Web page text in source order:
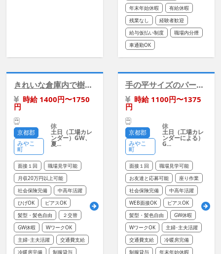
年末年始休暇
有給休暇
残業なし
経験者歓迎
給与仮払い制度
職場内分煙
車通勤OK
きれいな倉庫内で樹脂部品の組付け／二交替
時給 1400円〜1750
円
京都郡
みやこ
町
土日（工場カレ
ンダー）GW、
夏...
面接１回
職場見学可能
月収20万円以上可能
社会保険完備
中高年活躍
ひげOK
ピアスOK
髪型・髪色自由
２交替
GW休暇
WワークOK
主婦･主夫活躍
交通費支給
冷暖房完備
制服貸与
手の平サイズのパーツ検品/冷暖房あり/座り作業
時給 1100円〜1375
円
京都郡
みやこ
町
土日（工場カレ
ンダーによる）
G...
面接１回
職場見学可能
お友達と応募可能
座り作業
社会保険完備
中高年活躍
WEB面接OK
ピアスOK
髪型・髪色自由
GW休暇
WワークOK
主婦･主夫活躍
交通費支給
冷暖房完備
制服貸与
年末年始休暇